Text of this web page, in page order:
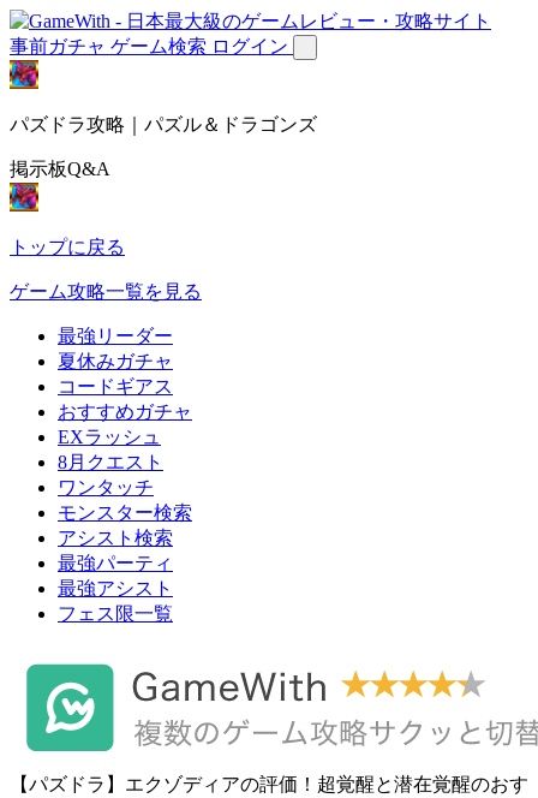
事前ガチャ ゲーム検索 ログイン
パズドラ攻略｜パズル＆ドラゴンズ
掲示板Q&A
トップに戻る
ゲーム攻略一覧を見る
最強リーダー
夏休みガチャ
コードギアス
おすすめガチャ
EXラッシュ
8月クエスト
ワンタッチ
モンスター検索
アシスト検索
最強パーティ
最強アシスト
フェス限一覧
【パズドラ】エクゾディアの評価！超覚醒と潜在覚醒のおす